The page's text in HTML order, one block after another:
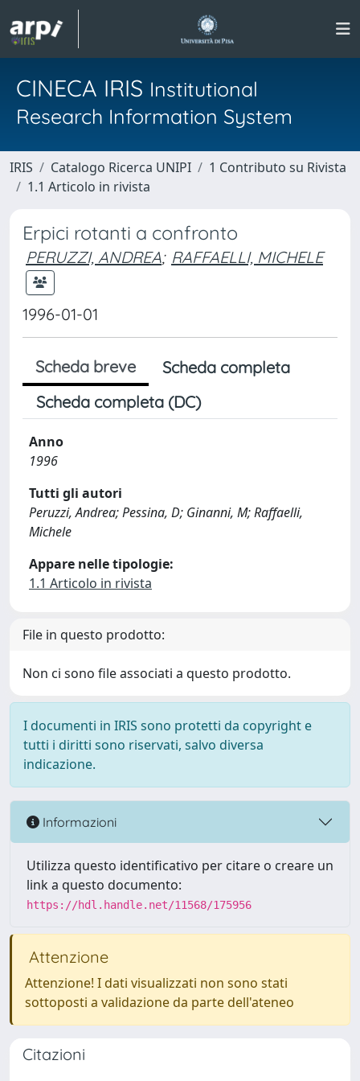
CINECA IRIS Institutional
Research Information System
IRIS Catalogo Ricerca UNIPI
1 Contributo su Rivista
1.1 Articolo in rivista
Erpici rotanti a confronto
PERUZZI, ANDREA; RAFFAELLI, MICHELE
1996-01-01
Scheda breve
Scheda completa
Scheda completa (DC)
Anno
1996
Tutti gli autori
Peruzzi, Andrea; Pessina, D; Ginanni, M; Raffaelli,
Michele
Appare nelle tipologie:
1.1 Articolo in rivista
File in questo prodotto:
Non ci sono file associati a questo prodotto.
I documenti in IRIS sono protetti da copyright e
tutti i diritti sono riservati, salvo diversa
indicazione.
Informazioni
Utilizza questo identificativo per citare o creare un
link a questo documento:
https://hdl.handle.net/11568/175956
Attenzione
Attenzione! I dati visualizzati non sono stati
sottoposti a validazione da parte dell'ateneo
Citazioni